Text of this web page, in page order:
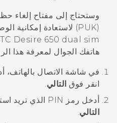
وستحتاج إلى مفتاح إلغاء
(PUK) لاستعادة إمكانية الوصول إلى
Desire 650 dual sim
هاتفك الجوال لمعرفة هذا
انقر فوق التالي.
أدخل رمز PIN الذي تريد استخدامه، ثم انقر فوق
التالي.